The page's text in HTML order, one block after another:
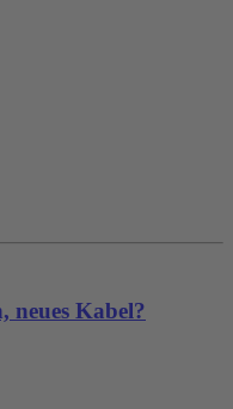
neues Kabel?